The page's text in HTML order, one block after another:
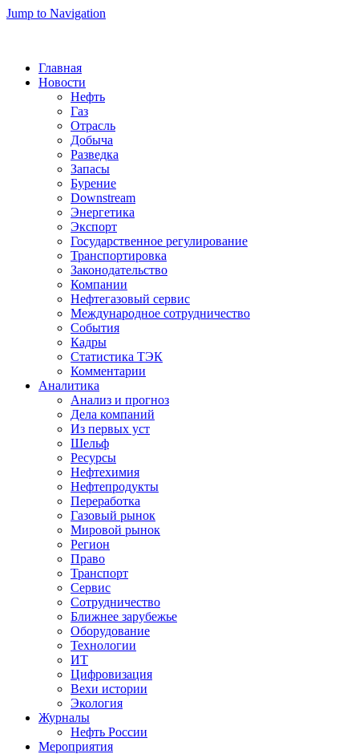
Jump to Navigation
Главная
Новости
Нефть
Газ
Отрасль
Добыча
Разведка
Запасы
Бурение
Downstream
Энергетика
Экспорт
Государственное регулирование
Транспортировка
Законодательство
Компании
Нефтегазовый сервис
Международное сотрудничество
События
Кадры
Статистика ТЭК
Комментарии
Аналитика
Анализ и прогноз
Дела компаний
Из первых уст
Шельф
Ресурсы
Нефтехимия
Нефтепродукты
Переработка
Газовый рынок
Мировой рынок
Регион
Право
Транспорт
Сервис
Сотрудничество
Ближнее зарубежье
Оборудование
Технологии
ИТ
Цифровизация
Вехи истории
Экология
Журналы
Нефть России
Мероприятия